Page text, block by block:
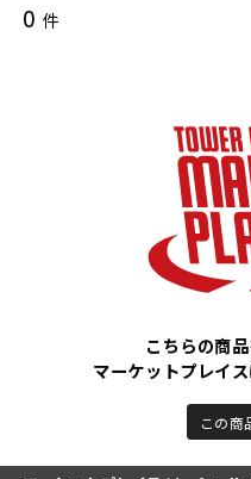
0 件
こちらの商
マーケットプレイ
この商